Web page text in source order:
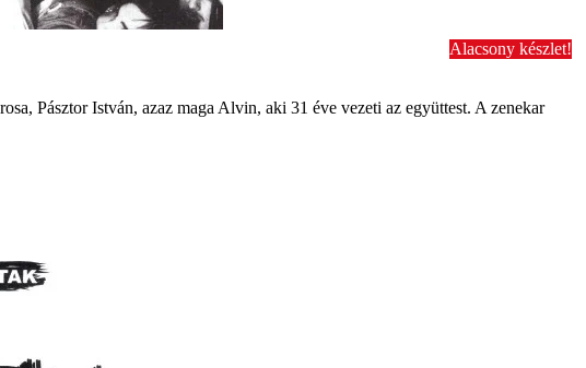
Alacsony készlet!
Pásztor István, azaz maga Alvin, aki 31 éve vezeti az együttest. A zenekar